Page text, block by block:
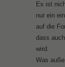
Es ist
nur ein
auf die
dass
wird.
Was